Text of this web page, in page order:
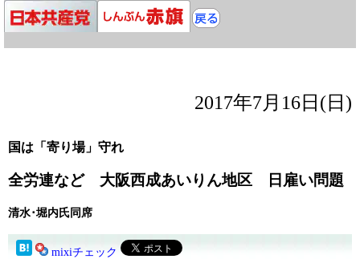
2017年7月16日(日)
国は「寄り場」守れ
全労連など 大阪西成あいりん地区 日雇い問題
清水･堀内氏同席
mixiチェック